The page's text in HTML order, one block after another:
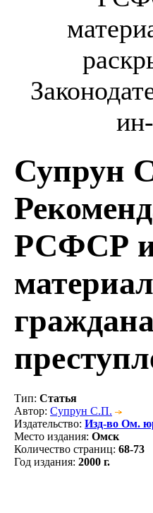
Супрун
РСФСР и
Тип: Статья
Автор: Супрун С.П.
Издательство: Изд-во Ом.
Место издания: Омск
Количество страниц: 68-73
Год издания: 2000 г.